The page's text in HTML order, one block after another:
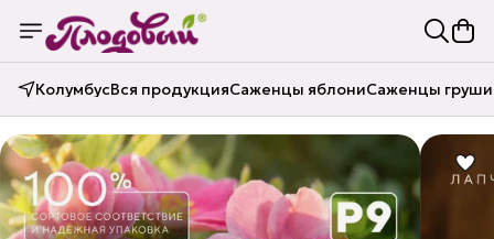
КолумбусВся продукцияСаженцы яблониСаженцы груши